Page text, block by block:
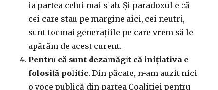
ia partea celui mai slab. Și paradoxul e că
cei care stau pe margine aici, cei neutri,
sunt tocmai generațiile pe care vrem să le
apărăm de acest curent.
Pentru că sunt dezamăgit că inițiativa e
folosită politic.Din păcate, n-am auzit nici
o voce publică din partea Coaliției pentru